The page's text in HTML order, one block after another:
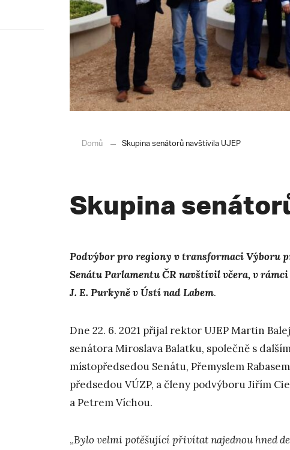
Domů Skupina senátorů navštívila UJEP
Skupina
Podvýbor pro regiony v transformaci Výboru
Senátu Parlamentu ČR navštívil včera, v
J. E. Purkyně v Ústí nad Labem.
Dne 22. 6. 2021 přijal rektor UJEP Martin
senátora Miroslava Balatku, společně s
místopředsedou Senátu, Přemyslem
předsedou VÚZP, a členy podvýboru Jiřím
a Petrem Víchou.
„Bylo velmi potěšující přivítat najednou hned